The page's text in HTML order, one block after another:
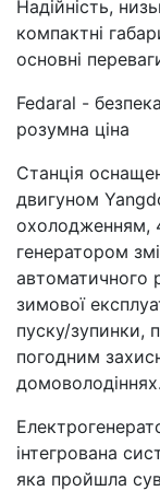
Надійність,
компактні
основні
Fedaral -
розумна ціна
Станція
двигуном
охолодженням,
генератором
автоматичного
зимової
пуску/зупинки,
погодним
домоволодіннях.
інтегрована
яка пройшла